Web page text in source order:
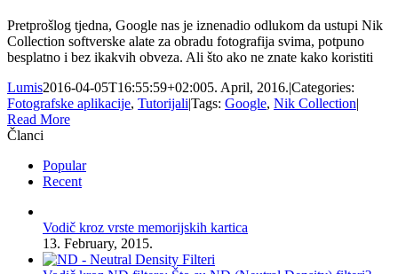
Pretprošlog tjedna, Google nas je iznenadio odlukom da ustupi Nik
Collection softverske alate za obradu fotografija svima, potpuno
besplatno i bez ikakvih obveza. Ali što ako ne znate kako koristiti
Lumis2016-04-05T16:55:59+02:005. April, 2016.|Categories:
Fotografske aplikacije, Tutorijali|Tags: Google, Nik Collection|
Read More
Članci
Popular
Recent
Vodič kroz vrste memorijskih kartica
13. February, 2015.